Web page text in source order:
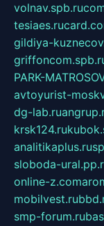
volnav.spb.ru
tesiaes.ru
gildiya-
PARK-
avtoyurist-
dg-lab.ru
krsk124.ru
analitikaplus.ru
sloboda-
online-z.com
mobilvest.ru
smp-forum.ru